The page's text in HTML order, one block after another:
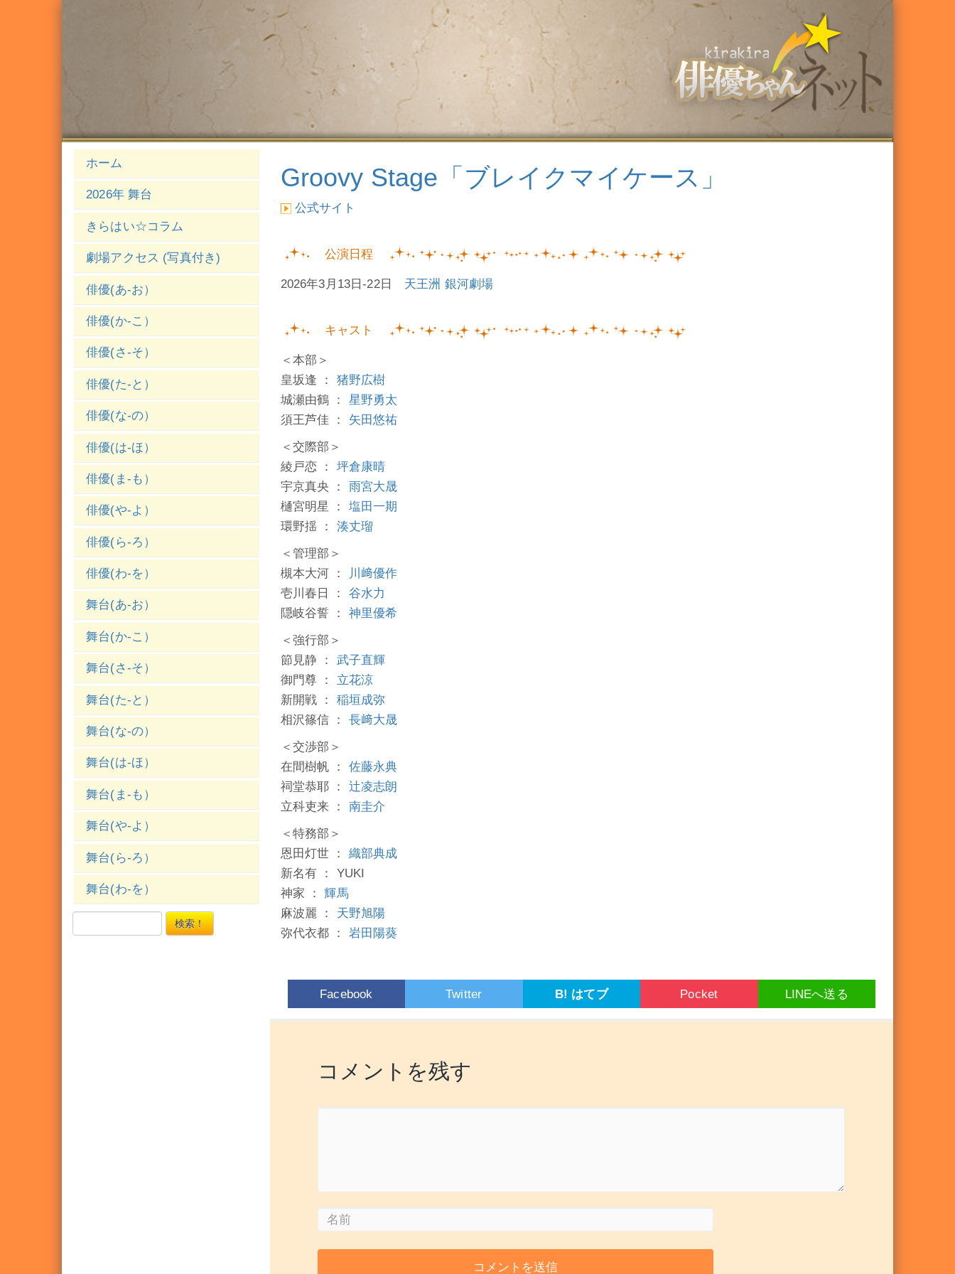
Groovy Stage「ブレイクマイケース」
公式サイト
公演日程
2026年3月13日-22日 天王洲 銀河劇場
キャスト
＜本部＞
皇坂逢 ： 猪野広樹
城瀬由鶴 ： 星野勇太
須王芦佳 ： 矢田悠祐
＜交際部＞
綾戸恋 ： 坪倉康晴
宇京真央 ： 雨宮大晟
樋宮明星 ： 塩田一期
環野揺 ： 湊丈瑠
＜管理部＞
槻本大河 ：
川﨑優作
壱川春日 ： 谷水力
隠岐谷誓 ： 神里優希
＜強行部＞
節見静 ： 武子直輝
御門尊 ： 立花涼
新開戦 ： 稲垣成弥
相沢篠信 ： 長﨑大晟
＜交渉部＞
在間樹帆 ： 佐藤永典
祠堂恭耶 ： 辻凌志朗
立科吏来 ： 南圭介
＜特務部＞
恩田灯世 ： 織部典成
新名有 ： YUKI
神家 ：輝馬
麻波麗 ： 天野旭陽
弥代衣都 ： 岩田陽葵
Facebook Twitter B! はてブ Pocket LINEへ送る
コメントを残す
ホーム
2026年 舞台
きらはい☆コラム
劇場アクセス (写真付き)
俳優(あ-お）
俳優(か-こ）
俳優(さ-そ）
俳優(た-と）
俳優(な-の）
俳優(は-ほ）
俳優(ま-も）
俳優(や-よ）
俳優(ら-ろ）
俳優(わ-を）
舞台(あ-お）
舞台(か-こ）
舞台(さ-そ）
舞台(た-と）
舞台(な-の）
舞台(は-ほ）
舞台(ま-も）
舞台(や-よ）
舞台(ら-ろ）
舞台(わ-を）
検索！